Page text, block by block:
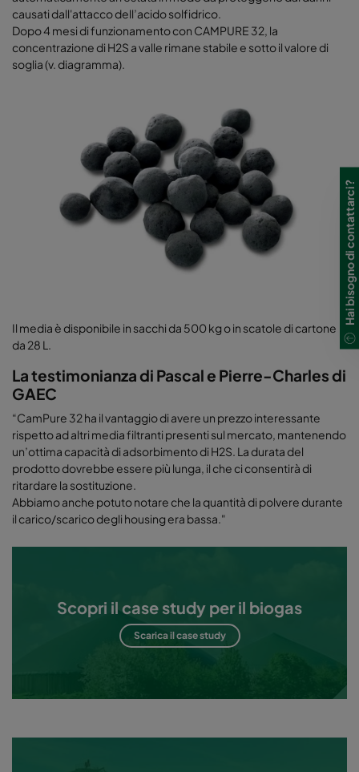
causati dall'attacco dell’acido solfidrico.
Dopo 4 mesi di funzionamento con CAMPURE 32, la
concentrazione di H2S a valle rimane stabile e sotto il valore di
soglia (v. diagramma).
Il media è disponibile in sacchi da 500 kg o in scatole di cartone
da 28 L.
La testimonianza di Pascal e Pierre-Charles di
GAEC
“CamPure 32 ha il vantaggio di avere un prezzo interessante
rispetto ad altri media filtranti presenti sul mercato, mantenendo
un’ottima capacità di adsorbimento di H2S. La durata del
prodotto dovrebbe essere più lunga, il che ci consentirà di
ritardare la sostituzione.
Abbiamo anche potuto notare che la quantità di polvere durante
il carico/scarico degli housing era bassa."
Scopri il case study per il biogas
Scarica il case study
Hai bisogno di contattarci?